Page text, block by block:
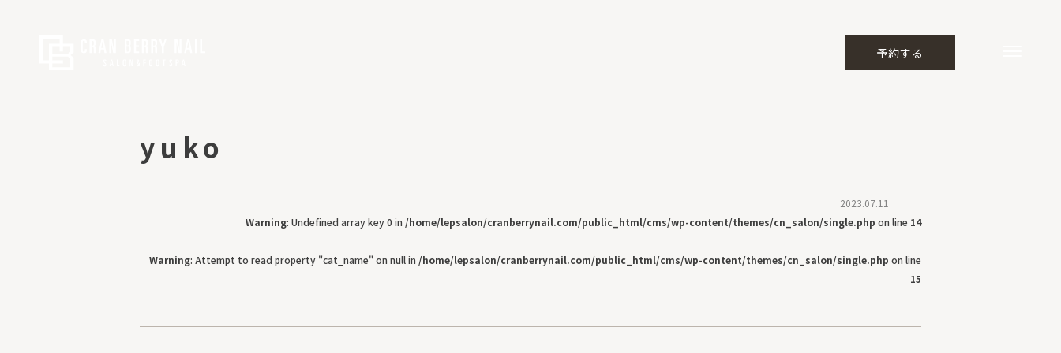
予約する
yuko
2023.07.11
Warning: Undefined array key 0 in /home/lepsalon/cranberrynail.com/public_html/cms/wp-content/themes/cn_salon/single.php on line 14
Warning: Attempt to read property "cat_name" on null in /home/lepsalon/cranberrynail.com/public_html/cms/wp-content/themes/cn_salon/single.php on line
15